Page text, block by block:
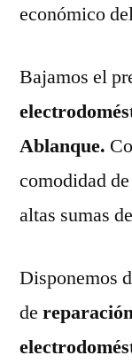
económico
Bajamos el
Ablanque.
comodidad
altas sumas
Disponemos
de